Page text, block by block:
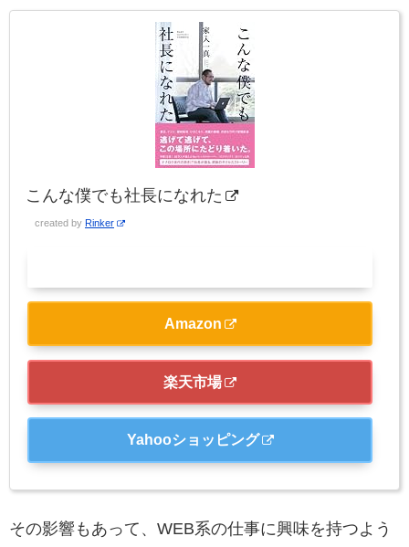
こんな僕でも社長になれた
created by Rinker
Amazon
楽天市場
Yahooショッピング
その影響もあって、WEB系の仕事に興味を持つよう